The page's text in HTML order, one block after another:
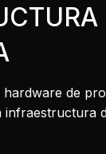
de